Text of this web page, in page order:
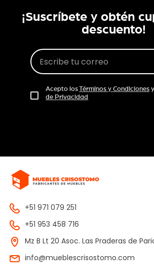
¡Suscríbete y obtén
descuento!
Acepto los Términos y Condiciones
de Privacidad
+51 971 079 251
+51 953 458 716
Mz B Lt 20 Asoc. Las Praderas de
info@mueblescrisostomo.com